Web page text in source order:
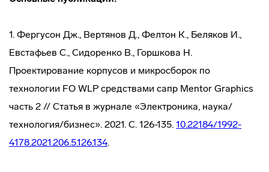
1. Фергусон Дж., Вертянов Д., Фелтон К., Беляков И.,
Евстафьев С., Сидоренко В., Горшкова Н.
Проектирование корпусов и микросборок по
технологии FO WLP средствами сапр Mentor Graphics
часть 2 // Статья в журнале «Электроника, наука/
технология/бизнес». 2021. С. 126-135. 10.22184/1992-
4178.2021.206.5.126.134.